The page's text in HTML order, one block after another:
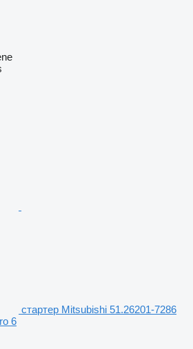
стартер Mitsubishi 51.26201-7286
6